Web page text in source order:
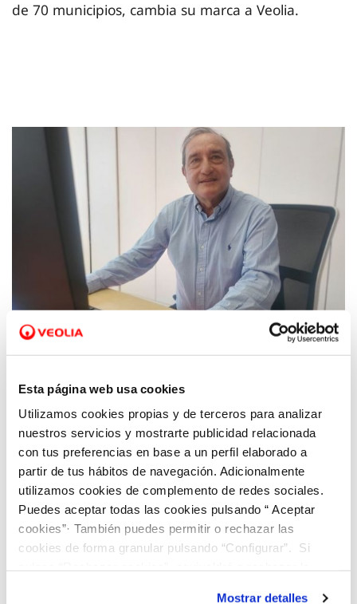
Esta página web usa cookies
Utilizamos cookies propias y de terceros para analizar
nuestros servicios y mostrarte publicidad relacionada
con tus preferencias en base a un perfil elaborado a
partir de tus hábitos de navegación. Adicionalmente
utilizamos cookies de complemento de redes sociales.
Puedes aceptar todas las cookies pulsando “ Aceptar
cookies”· También puedes permitir o rechazar las
cookies de forma granular pulsando “Configurar”. Si
Mostrar detalles
de 70 municipios, cambia su marca a Veolia.
17 ENE 2022
Información, Premio Periodismo Ambiental
de la provincia de Alicante 2021